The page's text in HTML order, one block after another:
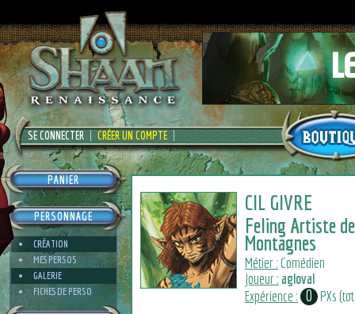
SE CONNECTER CRÉER UN COMPTE
PANIER
PERSONNAGE
CRÉATION
MES PERSOS
GALERIE
FICHES DE PERSO
CIL GIVRE
Feling Artiste
Montagnes
Métier : Comédien
Joueur : agloval
Expérience : 0 PXs